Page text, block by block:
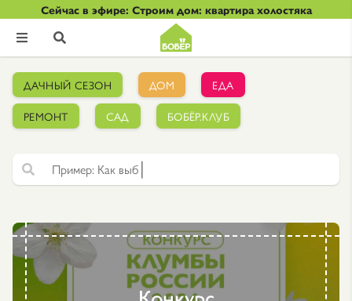
Сейчас в эфире: Строим дом: квартира холостяка
 
ДАЧНЫЙ СЕЗОН ДОМ
ЕДА
РЕМОНТ
САД БОБЁР.КЛУБ
Фак турн